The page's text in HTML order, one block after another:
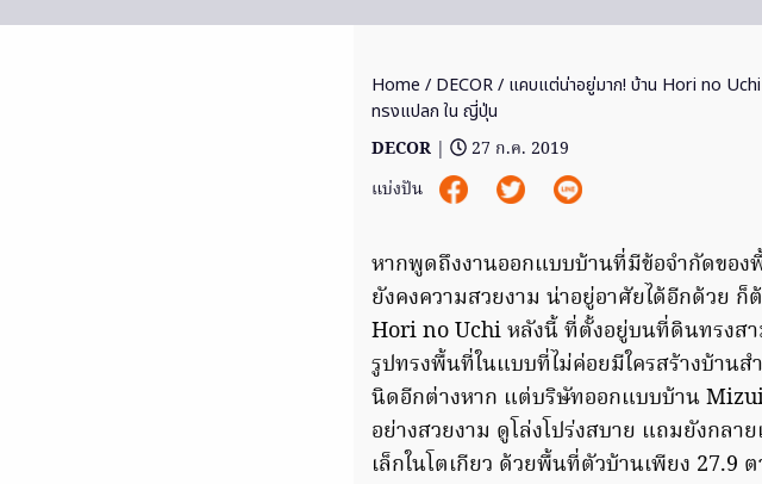
Home / DECOR/ แคบแต่น่าอยู่มาก! บ้าน Hori no
ทรงแปลก ใน ญี่ปุ่น
DECOR |
27 ก.ค. 2019
แบ่งปัน
หากพูดถึงงานออกแบบบ้านที่มีข้อจำกัดของ
ยังคงความสวยงาม น่าอยู่อาศัยได้อีกด้วย
Hori no Uchi หลังนี้ ที่ตั้งอยู่บนที่ดินทรงสา
รูปทรงพื้นที่ในแบบที่ไม่ค่อยมีใครสร้างบ้า
นิดอีกต่างหาก แต่บริษัทออกแบบบ้าน
อย่างสวยงาม ดูโล่งโปร่งสบาย แถมยังกลา
เล็กในโตเกียว ด้วยพื้นที่ตัวบ้านเพียง 27.9 ต